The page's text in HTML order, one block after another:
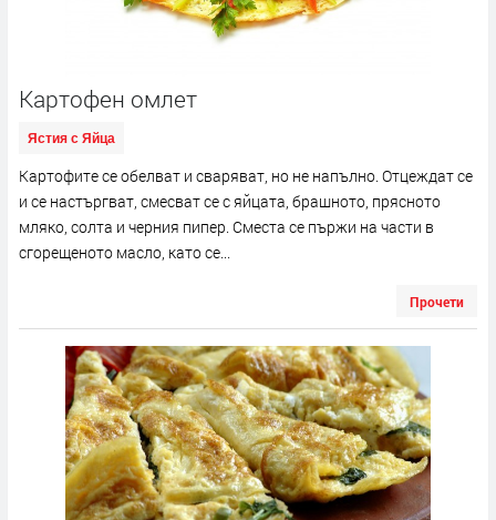
Картофен омлет
Ястия с Яйца
Картофите се обелват и сваряват, но не напълно. Отцеждат се
и се настъргват, смесват се с яйцата, брашното, прясното
мляко, солта и черния пипер. Сместа се пържи на части в
сгорещеното масло, като се...
Прочети